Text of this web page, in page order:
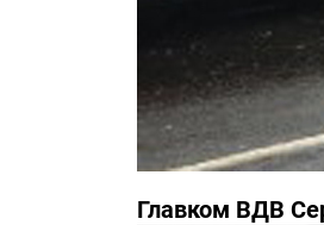
Главком ВДВ